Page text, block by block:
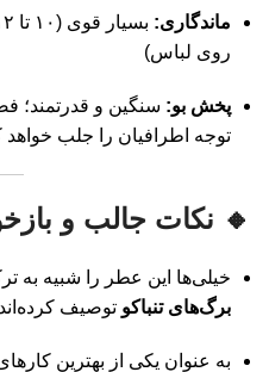
ماندگاری:
روی لباس)
پخش بو: سنگین و قدرتمند؛
توجه اطرافیان را جلب خواهد
🔸 نکات جالب و
خیلی‌ها این عطر را شبیه به
برگ‌های تنباکو توصیف
به عنوان یکی از بهترین